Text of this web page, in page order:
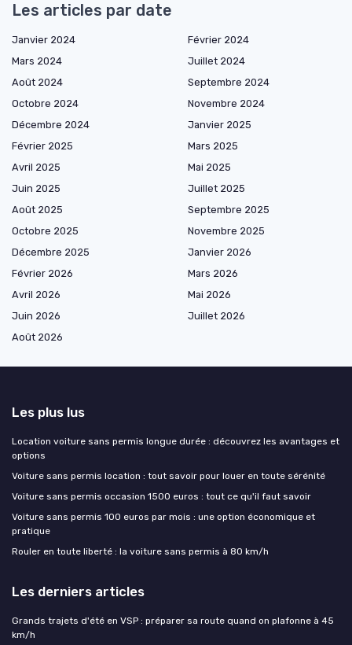
Les articles par date
Janvier 2024
Février 2024
Mars 2024
Juillet 2024
Août 2024
Septembre 2024
Octobre 2024
Novembre 2024
Décembre 2024
Janvier 2025
Février 2025
Mars 2025
Avril 2025
Mai 2025
Juin 2025
Juillet 2025
Août 2025
Septembre 2025
Octobre 2025
Novembre 2025
Décembre 2025
Janvier 2026
Février 2026
Mars 2026
Avril 2026
Mai 2026
Juin 2026
Juillet 2026
Août 2026
Les plus lus
Location voiture sans permis longue durée : découvrez les avantages et
options
Voiture sans permis location : tout savoir pour louer en toute sérénité
Voiture sans permis occasion 1500 euros : tout ce qu'il faut savoir
Voiture sans permis 100 euros par mois : une option économique et
pratique
Rouler en toute liberté : la voiture sans permis à 80 km/h
Les derniers articles
Grands trajets d'été en VSP : préparer sa route quand on plafonne à 45
km/h